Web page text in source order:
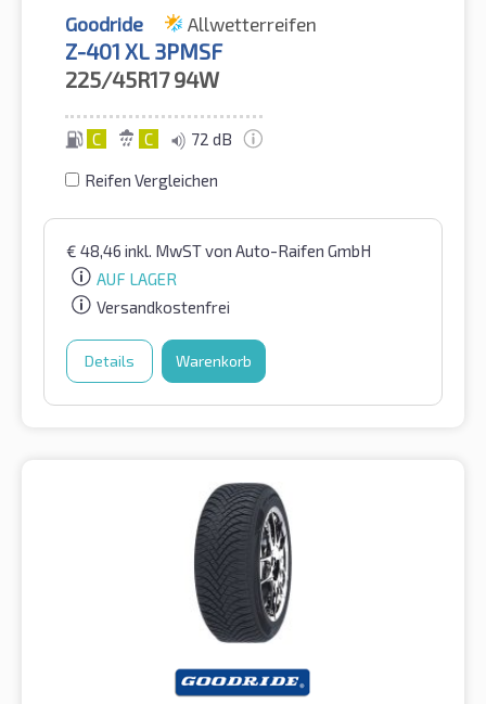
Goodride Allwetterreifen
Z-401 XL 3PMSF
225/45R17 94W
C C 72 dB
Reifen Vergleichen
€ 48,46 inkl. MwSTvon Auto-Raifen GmbH
AUF LAGER
Versandkostenfrei
Details Warenkorb